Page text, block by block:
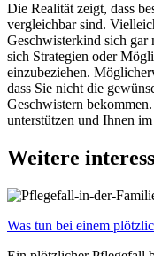
Die Realität zeigt, dass
vergleichbar sind.
Geschwisterkind sich gar
sich Strategien oder
einzubeziehen.
dass Sie nicht die
Geschwistern
unterstützen und Ihnen
Weitere
Was tun bei einem